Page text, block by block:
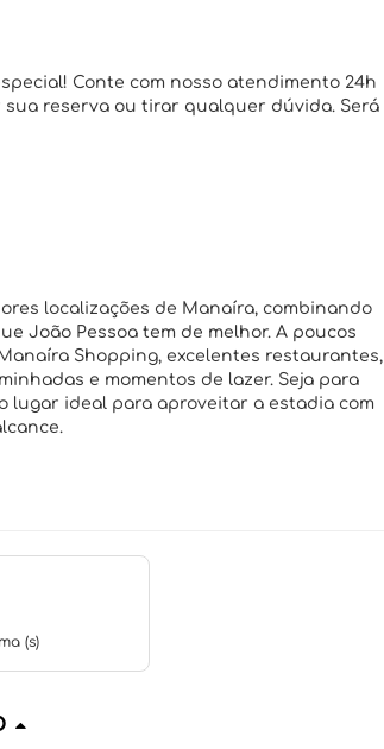
Conte com nosso atendimento 24h
reserva ou tirar qualquer dúvida. Será
localizações de Manaíra, combinando
João Pessoa tem de melhor. A poucos
Shopping, excelentes restaurantes,
e momentos de lazer. Seja para
lugar ideal para aproveitar a estadia com
(s)